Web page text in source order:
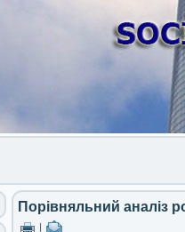
Порівняльний аналіз